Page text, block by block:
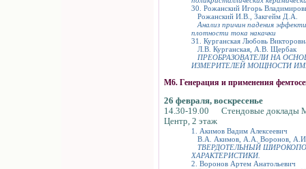
30. Рожанский Игорь
Рожанский И.В., Закгейм Д.А.
Анализ причин падения
плотности тока накачки
31. Курганская Любовь
Л.В. Курганская, А.В. Щербак
ПРЕОБРАЗОВАТЕЛИ НА
ИЗМЕРИТЕЛЕЙ МОЩНОСТИ
М6. Генерация и применения
26 февраля, воскресенье
14.30-19.00 Стендовые
Центр, 2 этаж
1. Акимов Вадим Алексеевич
В.А. Акимов, А.А. Воронов,
ТВЕРДОТЕЛЬНЫЙ
ХАРАКТЕРИСТИКИ.
2. Воронов Артем Анатольевич